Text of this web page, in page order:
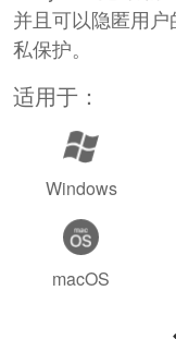
并且可以隐匿用
私保护。
适用于：
Windows
macOS